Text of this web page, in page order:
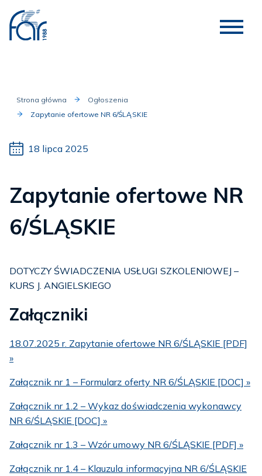
Strona główna
Ogłoszenia
Zapytanie ofertowe NR 6/ŚLĄSKIE
18 lipca 2025
Zapytanie ofertowe NR
6/ŚLĄSKIE
DOTYCZY ŚWIADCZENIA USŁUGI SZKOLENIOWEJ –
KURS J. ANGIELSKIEGO
Załączniki
18.07.2025 r. Zapytanie ofertowe NR 6/ŚLĄSKIE [PDF]
»
Załącznik nr 1 – Formularz oferty NR 6/ŚLĄSKIE [DOC] »
Załącznik nr 1.2 – Wykaz doświadczenia wykonawcy
NR 6/ŚLĄSKIE [DOC] »
Załącznik nr 1.3 – Wzór umowy NR 6/ŚLĄSKIE [PDF] »
Załącznik nr 1.4 – Klauzula informacyjna NR 6/ŚLĄSKIE